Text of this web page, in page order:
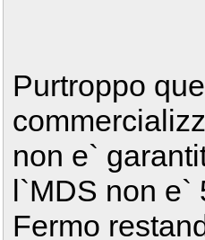
Purtroppo
non e`
l`MDS non e`
Fermo